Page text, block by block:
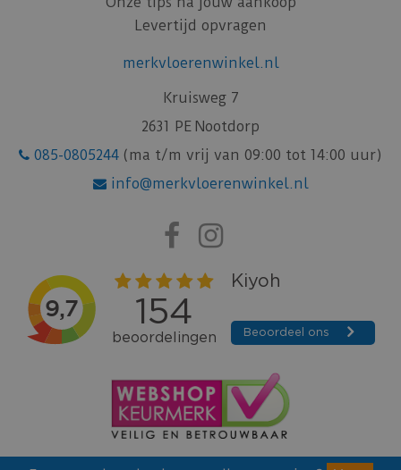
Levertijd opvragen
merkvloerenwinkel.nl
Kruisweg 7
2631 PE Nootdorp
085-0805244 (ma t/m vrij van 09:00 tot 14:00 uur)
info@merkvloerenwinkel.nl